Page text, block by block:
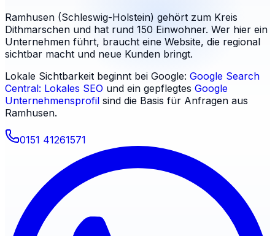
Ramhusen (Schleswig-Holstein) gehört zum Kreis
Dithmarschen und hat rund 150 Einwohner. Wer hier ein
Unternehmen führt, braucht eine Website, die regional
sichtbar macht und neue Kunden bringt.
Lokale Sichtbarkeit beginnt bei Google: Google Search
Central: Lokales SEO und ein gepflegtes Google
Unternehmensprofil sind die Basis für Anfragen aus
Ramhusen.
0151 41261571